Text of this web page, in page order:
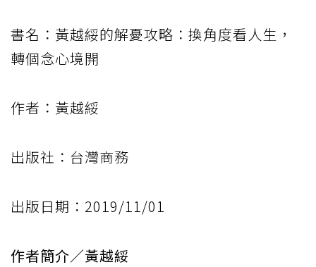
書名：黃越綏的解憂攻略：換角度看人生，
轉個念心境開
作者：黃越綏
出版社：台灣商務
出版日期：2019/11/01
作者簡介／黃越綏